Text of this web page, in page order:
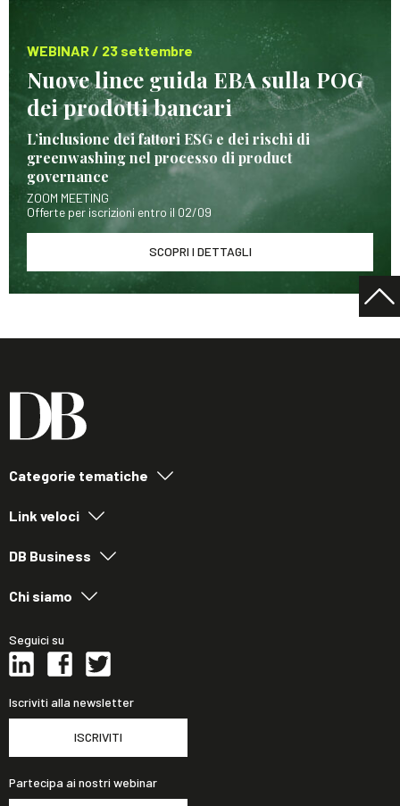
WEBINAR / 23 settembre
Nuove linee guida EBA sulla POG
dei prodotti bancari
L’inclusione dei fattori ESG e dei rischi di
greenwashing nel processo di product
governance
ZOOM MEETING
Offerte per iscrizioni entro il 02/09
SCOPRI I DETTAGLI
Categorie tematiche
Link veloci
DB Business
Chi siamo
Seguici su
Iscriviti alla newsletter
ISCRIVITI
Partecipa ai nostri webinar